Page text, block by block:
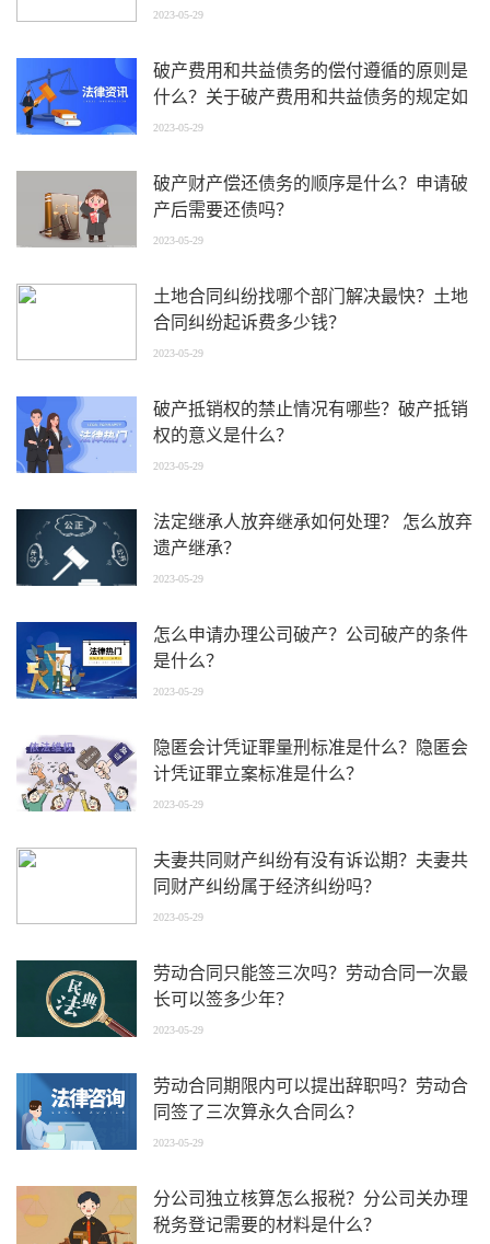
2023-05-29
破产费用和共益债务的偿付遵循的原则是
什么？关于破产费用和共益债务的规定如
何理解？
2023-05-29
破产财产偿还债务的顺序是什么？申请破
产后需要还债吗？
2023-05-29
土地合同纠纷找哪个部门解决最快？土地
合同纠纷起诉费多少钱？
2023-05-29
破产抵销权的禁止情况有哪些？破产抵销
权的意义是什么？
2023-05-29
法定继承人放弃继承如何处理？ 怎么放弃
遗产继承？
2023-05-29
怎么申请办理公司破产？公司破产的条件
是什么？
2023-05-29
隐匿会计凭证罪量刑标准是什么？隐匿会
计凭证罪立案标准是什么？
2023-05-29
夫妻共同财产纠纷有没有诉讼期？夫妻共
同财产纠纷属于经济纠纷吗？
2023-05-29
劳动合同只能签三次吗？劳动合同一次最
长可以签多少年？
2023-05-29
劳动合同期限内可以提出辞职吗？劳动合
同签了三次算永久合同么？
2023-05-29
分公司独立核算怎么报税？分公司关办理
税务登记需要的材料是什么？